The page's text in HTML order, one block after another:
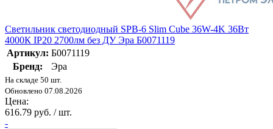
Светильник светодиодный SPB-6 Slim Cube 36W-4K 36Вт
4000К IP20 2700лм без ДУ Эра Б0071119
Артикул: Б0071119
Бренд:
Эра
На складе 50 шт.
Обновлено 07.08.2026
Цена:
616.79 руб. / шт.
-